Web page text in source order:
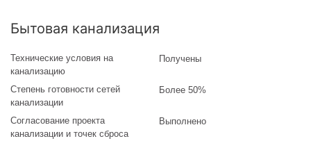
Бытовая канализация
Технические условия на
канализацию
Получены
Степень готовности сетей
канализации
Более 50%
Согласование проекта
канализации и точек сброса
Выполнено